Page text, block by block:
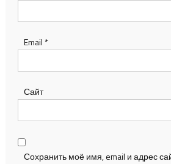
Email *
Сайт
Сохранить моё имя, email и адрес